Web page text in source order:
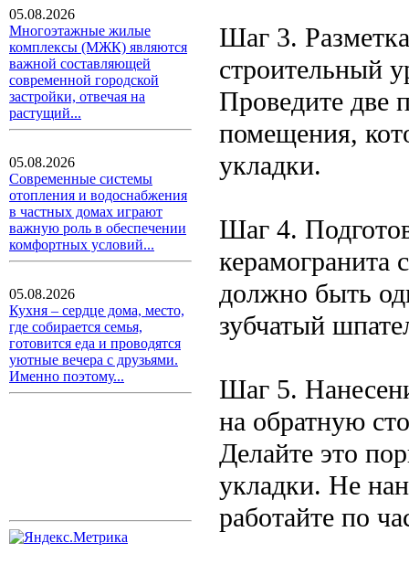
05.08.2026
Многоэтажные жилые
комплексы (МЖК) являются
важной составляющей
современной городской
застройки, отвечая на
растущий...
05.08.2026
Современные системы
отопления и водоснабжения
в частных домах играют
важную роль в обеспечении
комфортных условий...
05.08.2026
Кухня – сердце дома, место,
где собирается семья,
готовится еда и проводятся
уютные вечера с друзьями.
Именно поэтому...
Шаг 3.
строительный
Проведите две
помещения,
укладки.
Шаг 4.
керамогранита
должно быть
зубчатый
Шаг 5.
на обратную
Делайте это
укладки. Не
работайте по